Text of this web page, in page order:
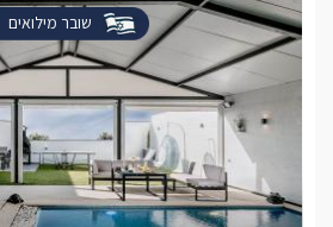
שובר מילואים